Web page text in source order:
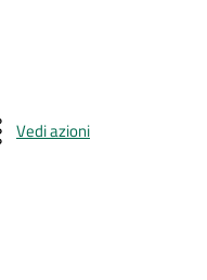
Vedi azioni